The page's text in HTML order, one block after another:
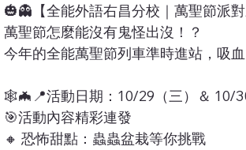
🎃👻【全能外語右昌分校｜萬聖節派對
萬聖節怎麼能沒有鬼怪出沒！？
今年的全能萬聖節列車準時進站，吸
🕸️🦇📍活動日期：10/29（三）＆ 10/
🎯活動內容精彩連發
🔸 恐怖甜點：蟲蟲盆栽等你挑戰